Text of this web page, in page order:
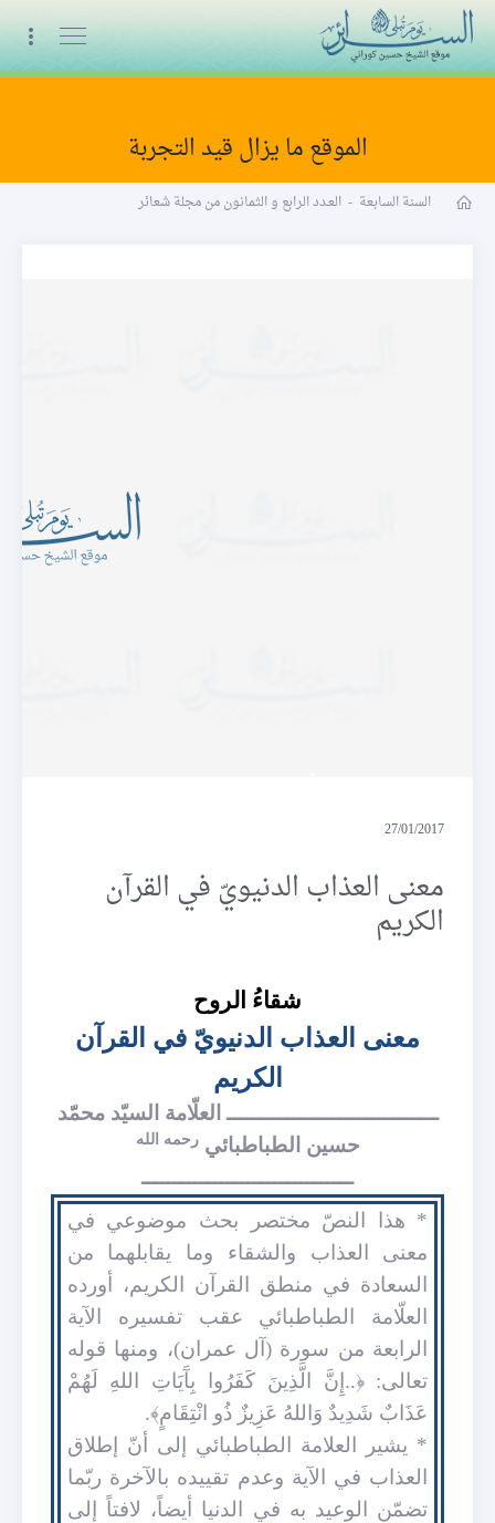
البث المباشر
الموقع ما يزال قيد التجربة
السنة السابعة - العـدد الرابع و الثمانون من مجلة شعائر
27/01/2017
معنى العذاب الدنيويّ في القرآن
الكريم
شقاءُ الروح
معنى العذاب الدنيويّ في القرآن
الكريم
ــــــــــــــــــــــــــــــــ العلّامة السيّد محمّد
حسين الطباطبائيرحمه الله
ــــــــــــــــــــــــــــــــ
* هذا النصّ مختصر بحث موضوعي في
معنى العذاب والشقاء وما يقابلهما من
السعادة في منطق القرآن الكريم، أورده
العلّامة الطباطبائي عقب تفسيره الآية
الرابعة من سورة (آل عمران)، ومنها قوله
تعالى: ﴿..إِنَّ الَّذِينَ كَفَرُوا بِآَيَاتِ اللهِ لَهُمْ
عَذَابٌ شَدِيدٌ وَاللهُ عَزِيزٌ ذُو انْتِقَامٍ﴾.
* يشير العلامة الطباطبائي إلى أنّ إطلاق
العذاب في الآية وعدم تقييده بالآخرة ربّما
تضمّن الوعيد به في الدنيا أيضاً، لافتاً إلى